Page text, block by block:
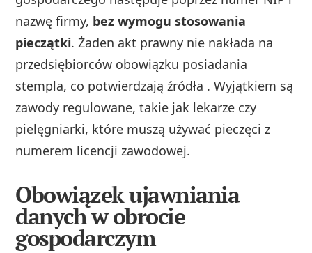
nazwę firmy, bez wymogu stosowania
pieczątki. Żaden akt prawny nie nakłada na
przedsiębiorców obowiązku posiadania
stempla, co potwierdzają źródła . Wyjątkiem są
zawody regulowane, takie jak lekarze czy
pielęgniarki, które muszą używać pieczęci z
numerem licencji zawodowej.
Obowiązek ujawniania
danych w obrocie
gospodarczym